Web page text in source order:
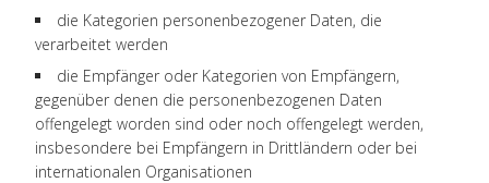
die Kategorien personenbezogener Daten, die
verarbeitet werden
die Empfänger oder Kategorien von Empfängern,
gegenüber denen die personenbezogenen Daten
offengelegt worden sind oder noch offengelegt werden,
insbesondere bei Empfängern in Drittländern oder bei
internationalen Organisationen